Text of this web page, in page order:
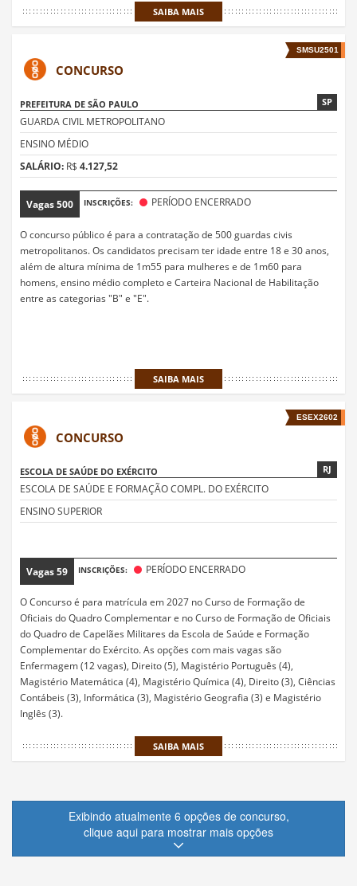
SAIBA MAIS
SMSU2501
CONCURSO
PREFEITURA DE SÃO PAULO SP
GUARDA CIVIL METROPOLITANO
ENSINO MÉDIO
SALÁRIO: R$ 4.127,52
Vagas500 INSCRIÇÕES: PERÍODO ENCERRADO
O concurso público é para a contratação de 500 guardas civis
metropolitanos. Os candidatos precisam ter idade entre 18 e 30 anos,
além de altura mínima de 1m55 para mulheres e de 1m60 para
homens, ensino médio completo e Carteira Nacional de Habilitação
entre as categorias "B" e "E".
SAIBA MAIS
ESEX2602
CONCURSO
ESCOLA DE SAÚDE DO EXÉRCITO RJ
ESCOLA DE SAÚDE E FORMAÇÃO COMPL. DO EXÉRCITO
ENSINO SUPERIOR
Vagas59 INSCRIÇÕES: PERÍODO ENCERRADO
O Concurso é para matrícula em 2027 no Curso de Formação de
Oficiais do Quadro Complementar e no Curso de Formação de Oficiais
do Quadro de Capelães Militares da Escola de Saúde e Formação
Complementar do Exército. As opções com mais vagas são
Enfermagem (12 vagas), Direito (5), Magistério Português (4),
Magistério Matemática (4), Magistério Química (4), Direito (3), Ciências
Contábeis (3), Informática (3), Magistério Geografia (3) e Magistério
Inglês (3).
SAIBA MAIS
Exibindo atualmente 6 opções de concurso,
clique aqui para mostrar mais opções